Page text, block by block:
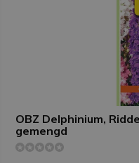
OBZ Delphinium,
gemengd